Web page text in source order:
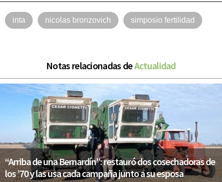
inta nicolas bronzovich simposio fertilidad
Notas relacionadas deActualidad
“Arriba de una Bernardín”: restauró dos cosechadoras de
los ’70 y las usa cada campaña junto a su esposa